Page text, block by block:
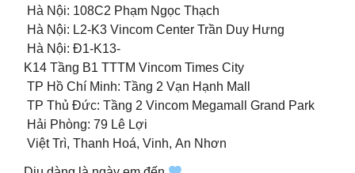
Hà Nội: 108C2 Phạm Ngọc Thạch
Hà Nội: L2-K3 Vincom Center Trần Duy Hưng
Hà Nội: Đ1-K13-
K14 Tầng B1 TTTM Vincom Times City
TP Hồ Chí Minh: Tầng 2 Vạn Hạnh Mall
TP Thủ Đức: Tầng 2 Vincom Megamall Grand Park
Hải Phòng: 79 Lê Lợi
Việt Trì, Thanh Hoá, Vinh, An Nhơn